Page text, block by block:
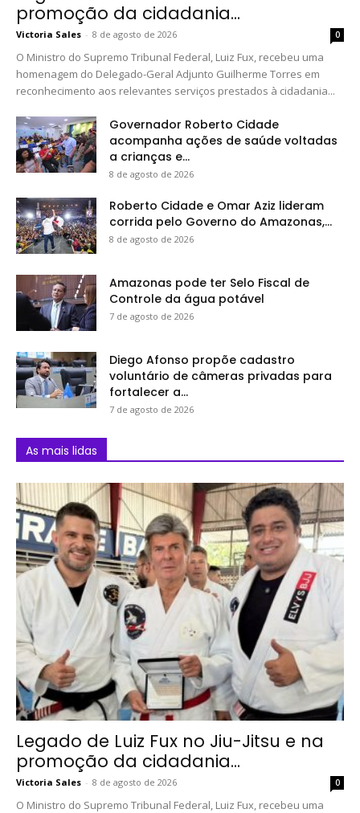
promoção da cidadania...
Victoria Sales - 8 de agosto de 2026 0
O Ministro do Supremo Tribunal Federal, Luiz Fux, recebeu uma
homenagem do Delegado-Geral Adjunto Guilherme Torres em
reconhecimento aos relevantes serviços prestados à cidadania...
Governador Roberto Cidade
acompanha ações de saúde voltadas
a crianças e...
8 de agosto de 2026
Roberto Cidade e Omar Aziz lideram
corrida pelo Governo do Amazonas,...
8 de agosto de 2026
Amazonas pode ter Selo Fiscal de
Controle da água potável
7 de agosto de 2026
Diego Afonso propõe cadastro
voluntário de câmeras privadas para
fortalecer a...
7 de agosto de 2026
As mais lidas
Legado de Luiz Fux no Jiu-Jitsu e na
promoção da cidadania...
Victoria Sales - 8 de agosto de 2026 0
O Ministro do Supremo Tribunal Federal, Luiz Fux, recebeu uma